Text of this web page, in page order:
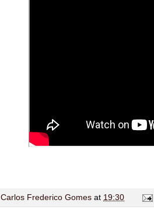
Carlos Frederico Gomes at 19:30